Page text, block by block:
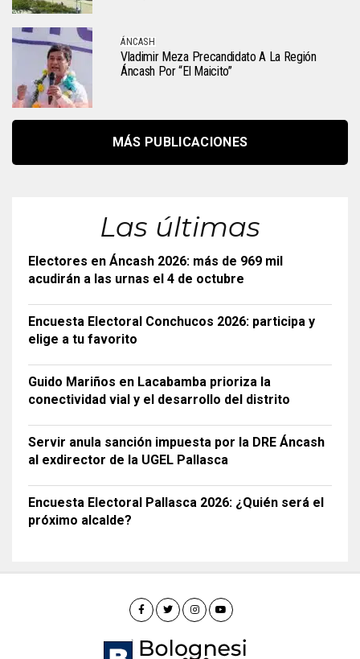
ÁNCASH
Vladimir Meza Precandidato A La Región
Áncash Por “El Maicito”
MÁS PUBLICACIONES
Las últimas
Electores en Áncash 2026: más de 969 mil
acudirán a las urnas el 4 de octubre
Encuesta Electoral Conchucos 2026: participa y
elige a tu favorito
Guido Mariños en Lacabamba prioriza la
conectividad vial y el desarrollo del distrito
Servir anula sanción impuesta por la DRE Áncash
al exdirector de la UGEL Pallasca
Encuesta Electoral Pallasca 2026: ¿Quién será el
próximo alcalde?